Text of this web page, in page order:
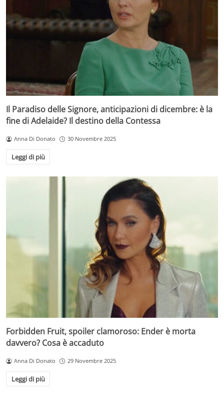
Il Paradiso delle Signore, anticipazioni di dicembre: è la
fine di Adelaide? Il destino della Contessa
Anna Di Donato 30 Novembre 2025
Leggi di più
Forbidden Fruit, spoiler clamoroso: Ender è morta
davvero? Cosa è accaduto
Anna Di Donato 29 Novembre 2025
Leggi di più